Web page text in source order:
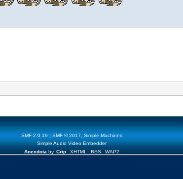
SMF 2.0.19 SMF © 2017, Simple Machines
Simple Audio Video Embedder
Anecdota by, Crip XHTML RSS WAP2